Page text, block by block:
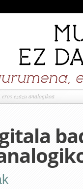
ezazu analogikoa